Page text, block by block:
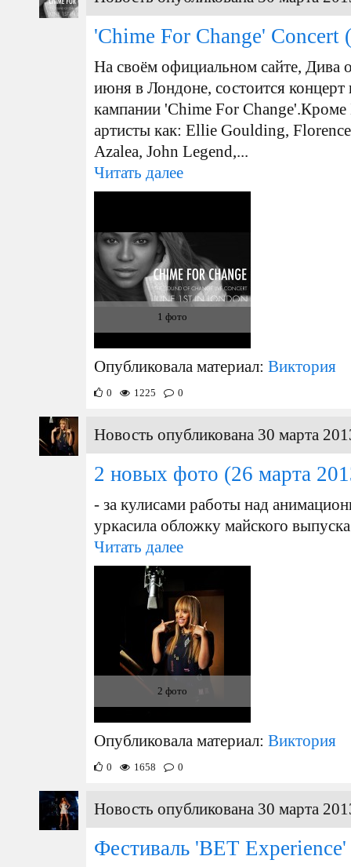
'Chime For Change' Concert
На своём официальном сайте, Дива
июня в Лондоне, состоится
кампании 'Chime For Change'.Кроме
артисты как: Ellie Goulding,
Azalea, John Legend,...
Читать далее
1 фото
Опубликовала материал: Виктория
0 1225 0
Новость опубликована 30 марта
2 новых фото (26 марта
- за кулисами работы над
уркасила обложку майского
Читать далее
2 фото
Опубликовала материал: Виктория
0 1658 0
Новость опубликована 30 марта
Фестиваль 'BET Experience'